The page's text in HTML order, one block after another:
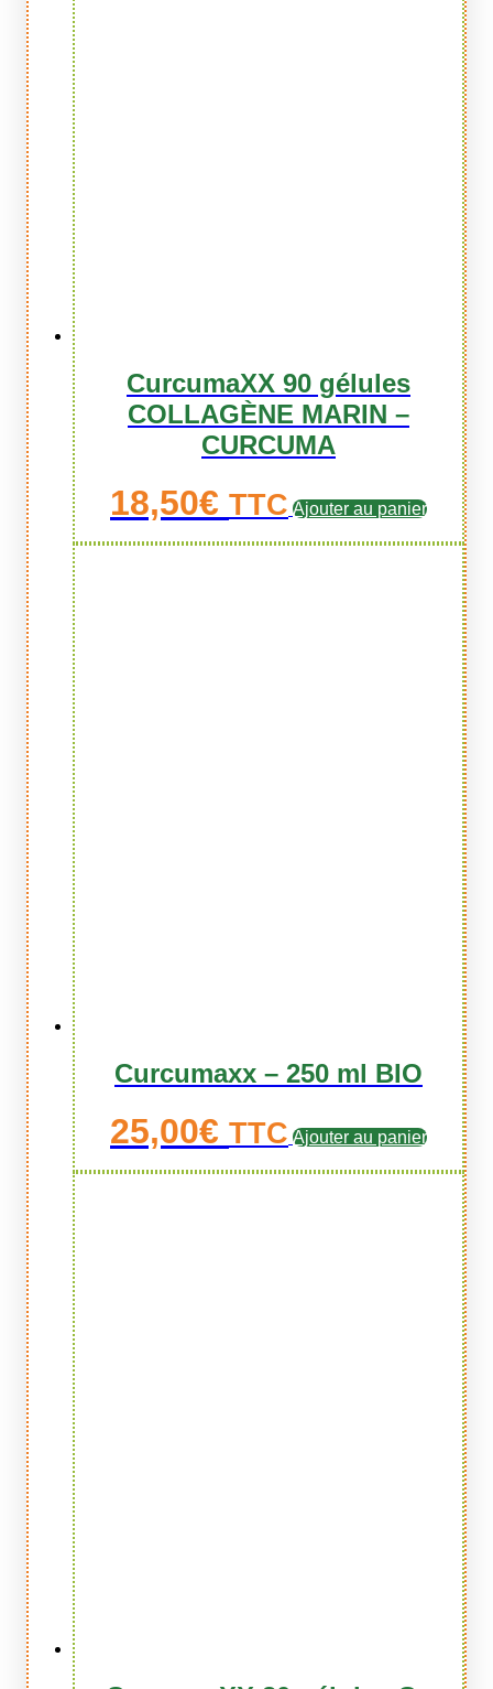
CurcumaXX 90 gélules
COLLAGÈNE MARIN –
CURCUMA
18,50€ TTC Ajouter au panier
Curcumaxx – 250 ml BIO
25,00€ TTC Ajouter au panier